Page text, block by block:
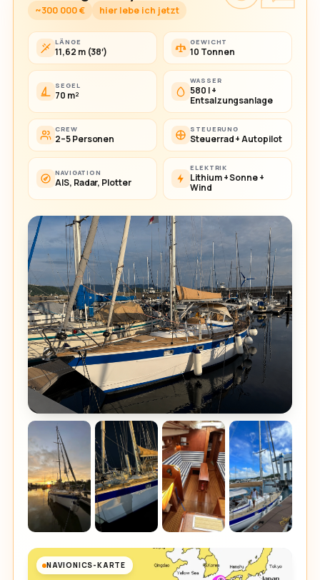
~300 000 € hier lebe ich jetzt
LÄNGE
11,62 m (38′)
GEWICHT
10 Tonnen
SEGEL
70 m²
WASSER
580 l +
Entsalzungsanlage
CREW
2–5 Personen
STEUERUNG
Steuerrad + Autopilot
NAVIGATION
AIS, Radar, Plotter
ELEKTRIK
Lithium + Sonne +
Wind
NAVIONICS-KARTE